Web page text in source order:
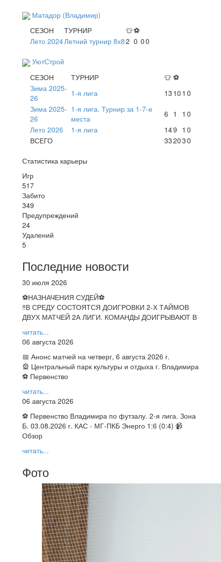
Матадор (Владимир)
СЕЗОН
ТУРНИР 👕⚽
Лето 2024Летний турнир 8х82 0 00
УютСтрой
СЕЗОН
ТУРНИР 👕 ⚽
Зима 2025-
26
1-я лига 13 10 1 0
Зима 2025-
26
1-я лига. Турнир за 1-7-е
места
6 1 1 0
Лето 2026
1-я лига 149 1 0
ВСЕГО
332030
Статистика карьеры
Игр
517
Забито
349
Предупреждений
24
Удалений
5
Последние новости
30 июля 2026
⚽НАЗНАЧЕНИЯ СУДЕЙ⚽
‼В СРЕДУ СОСТОЯТСЯ ДОИГРОВКИ 2-Х ТАЙМОВ
ДВУХ МАТЧЕЙ 2А ЛИГИ. КОМАНДЫ ДОИГРЫВАЮТ В
читать...
06 августа 2026
📅 Анонс матчей на четверг, 6 августа 2026 г.
🎡 Центральный парк культуры и отдыха г. Владимира
⚽ Первенство
читать...
06 августа 2026
⚽ Первенство Владимира по футзалу. 2-я лига. Зона
Б. 03.08.2026 г. КАС - МГ-ПКБ Энерго 1:6 (0:4) 📹
Обзор
читать...
Фото